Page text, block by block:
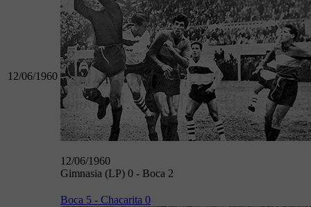
12/06/1960
12/06/1960
Gimnasia (LP) 0 - Boca 2
Boca 5 - Chacarita 0